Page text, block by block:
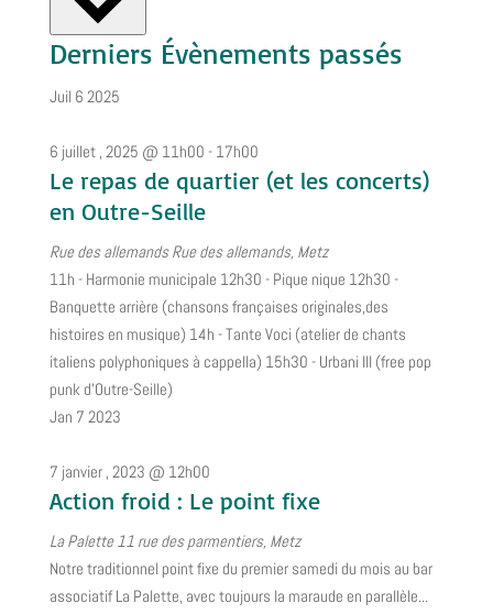
Derniers Évènements passés
Juil 6 2025
6 juillet , 2025 @ 11h00 - 17h00
Le repas de quartier (et les concerts)
en Outre-Seille
Rue des allemandsRue des allemands, Metz
11h - Harmonie municipale 12h30 - Pique nique 12h30 -
Banquette arrière (chansons françaises originales,des
histoires en musique) 14h - Tante Voci (atelier de chants
italiens polyphoniques à cappella) 15h30 - Urbani III (free pop
punk d'Outre-Seille)
Jan 7 2023
7 janvier , 2023 @ 12h00
Action froid : Le point fixe
La Palette11 rue des parmentiers, Metz
Notre traditionnel point fixe du premier samedi du mois au bar
associatif La Palette, avec toujours la maraude en parallèle...